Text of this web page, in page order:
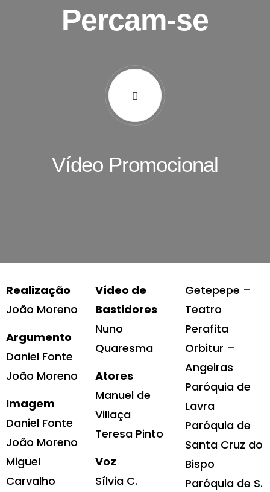
Percam-se
Vídeo Promocional
Realização
João Moreno
Argumento
Daniel Fonte
João Moreno
Imagem
Daniel Fonte
João Moreno
Miguel
Carvalho
Vídeo de
Bastidores
Nuno
Quaresma
Atores
Manuel de
Villaça
Teresa Pinto
Voz
Sílvia C.
Getepepe –
Teatro
Perafita
Orbitur –
Angeiras
Paróquia de
Lavra
Paróquia de
Santa Cruz do
Bispo
Paróquia de S.